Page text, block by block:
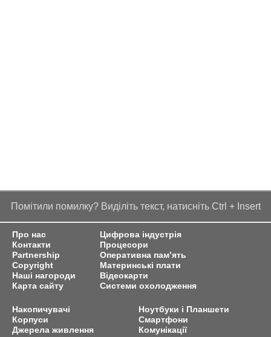
Помітили помилку? Виділіть текст, натисніть Ctrl + Insert
Про нас
Контакти
Partnership
Copyright
Наші нагороди
Карта сайту
Цифрова індустрія
Процесори
Оперативна пам’ять
Материнські плати
Відеокарти
Системи охолодження
Накопичувачі
Корпуси
Джерела живлення
Ноутбуки і Планшети
Смартфони
Комунікації